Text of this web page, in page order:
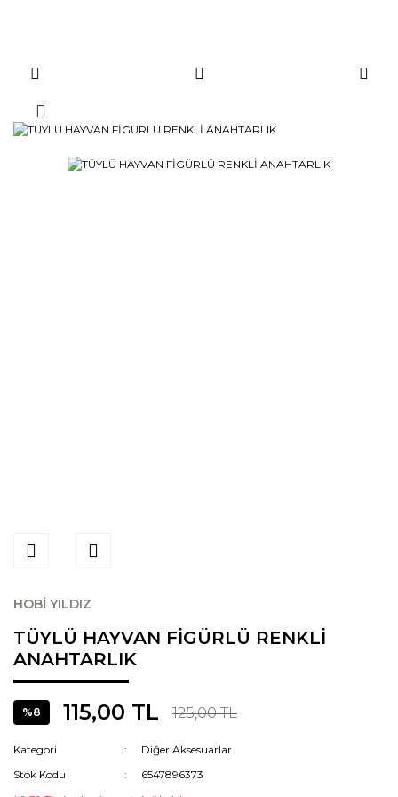
HOBİ YILDIZ
TÜYLÜ HAYVAN FİGÜRLÜ RENKLİ
ANAHTARLIK
%8 115,00 TL 125,00 TL
Kategori
Diğer Aksesuarlar
Stok Kodu
6547896373